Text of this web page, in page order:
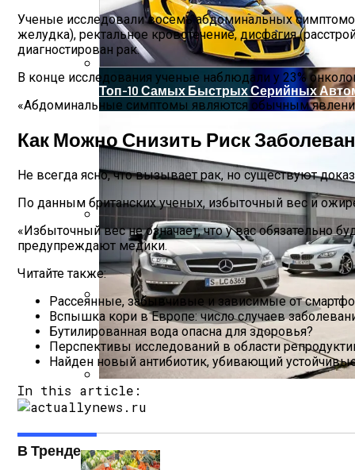
Почему Нужно Носить
Названы Даты Встречи Зеленского И
Зеленский Летит На Встречу С
Топ-10 Самых Быстрых Серийных
Названы Подержанные Автомобили Из
Ученые исследовали восемь абдоминальных
желудка), ректальное кровотечение, дисфагия
диагностирован рак.
В конце исследования ученые наблюдали у 23%
«Абдоминальные симптомы являются обычным
Как Можно Снизить Риск
Не всегда ясно, что вызывает рак, но существуют
По данным британских ученых, избыточный вес и
«Избыточный вес не означает, что у вас обязательно
предупреждают медики.
Читайте также:
Рассеянные, забывчивые и зависимые от
Вспышка кори в Европе: число случаев
Бутилированная вода опасна для здоровья?
Перспективы исследований в области
Найден новый антибиотик, убивающий
In this article:
В Тренде